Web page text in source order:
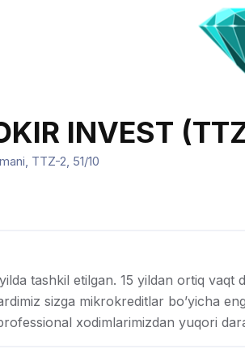
INVEST
TTZ-2, 51/10
tashkil etilgan. 15 yildan ortiq vaqt
sizga mikrokreditlar bo’yicha
xodimlarimizdan yuqori